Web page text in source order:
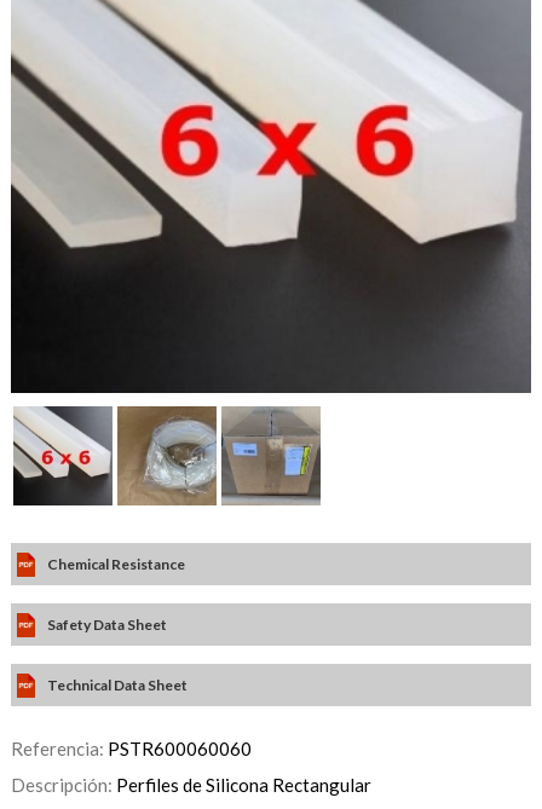
Chemical Resistance
Safety Data Sheet
Technical Data Sheet
Referencia: PSTR600060060
Descripción: Perfiles de Silicona Rectangular